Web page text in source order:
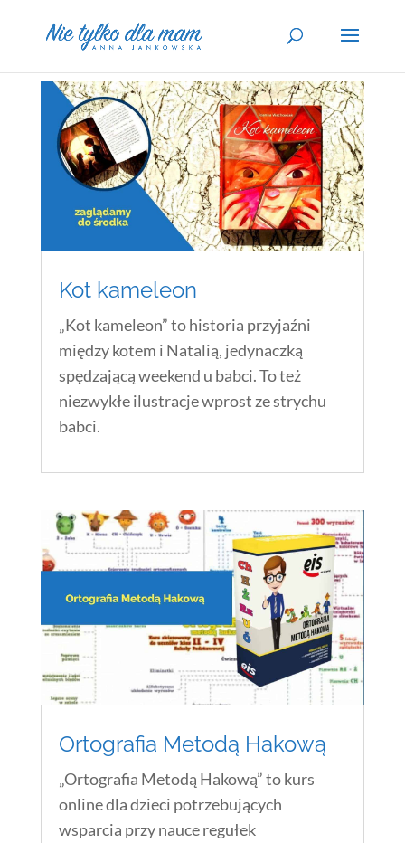
Kot kameleon
„Kot kameleon” to historia przyjaźni
między kotem i Natalią, jedynaczką
spędzającą weekend u babci. To też
niezwykłe ilustracje wprost ze strychu
babci.
Ortografia Metodą Hakową
„Ortografia Metodą Hakową” to kurs
online dla dzieci potrzebujących
wsparcia przy nauce regułek